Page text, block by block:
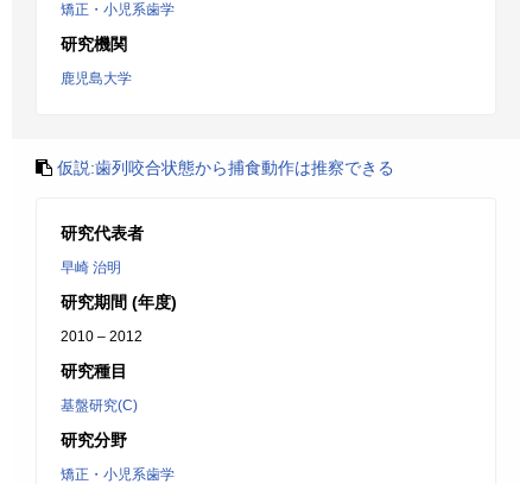
矯正・小児系歯学
研究機関
鹿児島大学
仮説:歯列咬合状態から捕食動作は推察できる
研究代表者
早崎 治明
研究期間 (年度)
2010 – 2012
研究種目
基盤研究(C)
研究分野
矯正・小児系歯学